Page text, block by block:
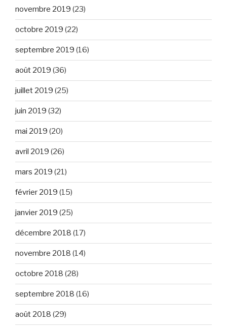
novembre 2019 (23)
octobre 2019 (22)
septembre 2019 (16)
août 2019 (36)
juillet 2019 (25)
juin 2019 (32)
mai 2019 (20)
avril 2019 (26)
mars 2019 (21)
février 2019 (15)
janvier 2019 (25)
décembre 2018 (17)
novembre 2018 (14)
octobre 2018 (28)
septembre 2018 (16)
août 2018 (29)